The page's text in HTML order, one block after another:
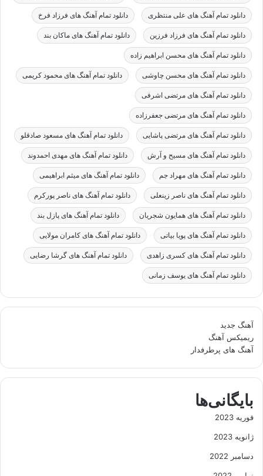
دانلود تمام آهنگ های علی منتظری دانلود تمام آهنگ های فرزاد فرخ
دانلود تمام آهنگ های فرزاد فرزین دانلود تمام آهنگ های ماکان بند
دانلود تمام آهنگ های محسن ابراهیم زاده
دانلود تمام آهنگ های محسن چاوشی دانلود تمام آهنگ های محمود کریمی
دانلود تمام آهنگ های مرتضی اشرفی
دانلود تمام آهنگ های مرتضی جعفرزاده
دانلود تمام آهنگ های مرتضی پاشایی دانلود تمام آهنگ های مسعود صادقلو
دانلود تمام آهنگ های مسیح و آرش دانلود تمام آهنگ های مهدی احمدوند
دانلود تمام آهنگ های مهراد جم دانلود تمام آهنگ های میثم ابراهیمی
دانلود تمام آهنگ های ناصر زینعلی دانلود تمام آهنگ های ناصر پورکرم
دانلود تمام آهنگ های همایون شجریان دانلود تمام آهنگ های پازل بند
دانلود تمام آهنگ های پویا بیاتی دانلود تمام آهنگ های کامران مولایی
دانلود تمام آهنگ های کسری زاهدی دانلود تمام آهنگ های گرشا رضایی
دانلود تمام آهنگ های یوسف زمانی
آهنگ جدید
ریمیکس آهنگ
آهنگ های پرطرفدار
بایگانی‌ها
فوریه 2023
ژانویه 2023
دسامبر 2022